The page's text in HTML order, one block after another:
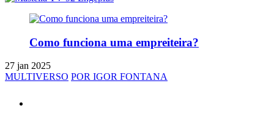
Como funciona uma empreiteira?
27 jan 2025
MULTIVERSO POR IGOR FONTANA